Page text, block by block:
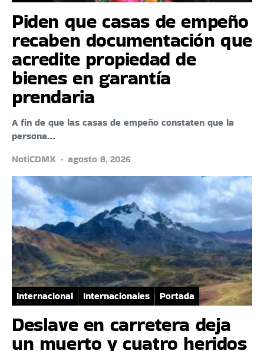
Piden que casas de empeño
recaben documentación que
acredite propiedad de
bienes en garantía
prendaria
A fin de que las casas de empeño constaten que la
persona…
NotiCDMX
agosto 8, 2026
Internacional Internacionales Portada
Deslave en carretera deja
un muerto y cuatro heridos